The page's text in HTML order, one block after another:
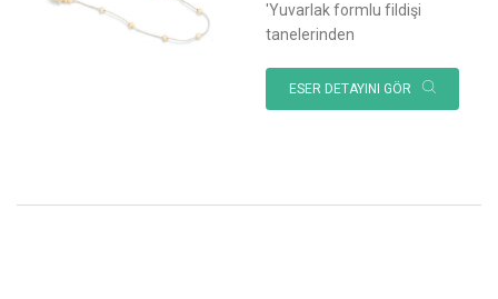
'Yuvarlak formlu fildişi
tanelerinden
ESER DETAYINI GÖR